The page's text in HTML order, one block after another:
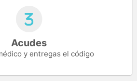
Acudes
y entregas el código